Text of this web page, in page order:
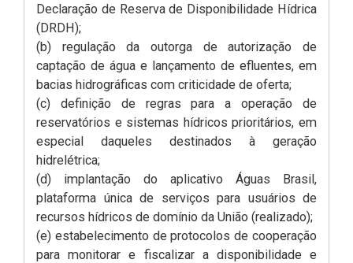
Declaração de Reserva de Disponibilidade Hídrica
(DRDH);
(b) regulação da outorga de autorização de
captação de água e lançamento de efluentes, em
bacias hidrográficas com criticidade de oferta;
(c) definição de regras para a operação de
reservatórios e sistemas hídricos prioritários, em
especial daqueles destinados à geração
hidrelétrica;
(d) implantação do aplicativo Águas Brasil,
plataforma única de serviços para usuários de
recursos hídricos de domínio da União (realizado);
(e) estabelecimento de protocolos de cooperação
para monitorar e fiscalizar a disponibilidade e